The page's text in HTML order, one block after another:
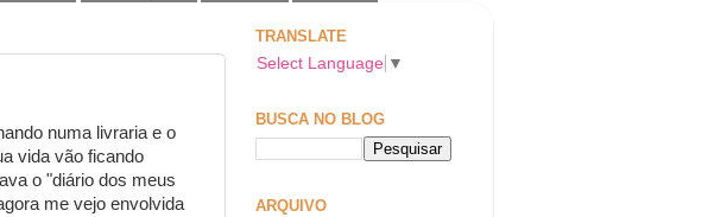
numa livraria e o
vida vão ficando
o "diário dos meus
me vejo envolvida
TRANSLATE
Select Language ▼
BUSCA NO BLOG
ARQUIVO